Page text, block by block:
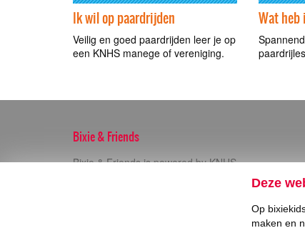
Ik wil op paardrijden
Veilig en goed paardrijden leer je op
een KNHS manege of vereniging.
Wat heb
Bixie & Friends
Bixie & Friends is powered by KNHS
Deze
Op
maken en